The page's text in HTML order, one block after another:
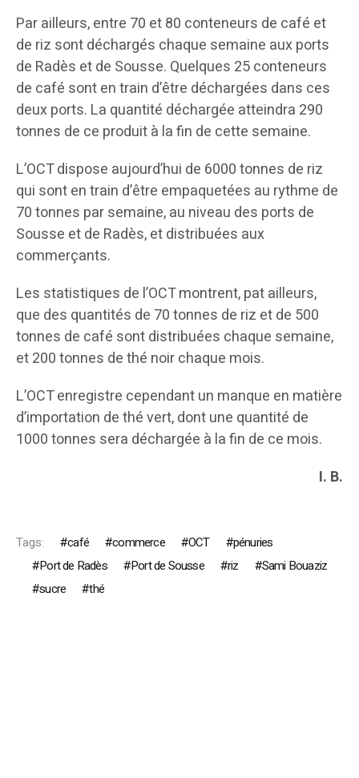
Par ailleurs, entre 70 et 80 conteneurs de café et
de riz sont déchargés chaque semaine aux ports
de Radès et de Sousse. Quelques 25 conteneurs
de café sont en train d’être déchargées dans ces
deux ports. La quantité déchargée atteindra 290
tonnes de ce produit à la fin de cette semaine.
L’OCT dispose aujourd’hui de 6000 tonnes de riz
qui sont en train d’être empaquetées au rythme de
70 tonnes par semaine, au niveau des ports de
Sousse et de Radès, et distribuées aux
commerçants.
Les statistiques de l’OCT montrent, pat ailleurs,
que des quantités de 70 tonnes de riz et de 500
tonnes de café sont distribuées chaque semaine,
et 200 tonnes de thé noir chaque mois.
L’OCT enregistre cependant un manque en matière
d’importation de thé vert, dont une quantité de
1000 tonnes sera déchargée à la fin de ce mois.
I. B.
Tags: café commerce OCT
pénuries
Port de Radès
Port de Sousse riz
Sami Bouaziz
sucre
thé